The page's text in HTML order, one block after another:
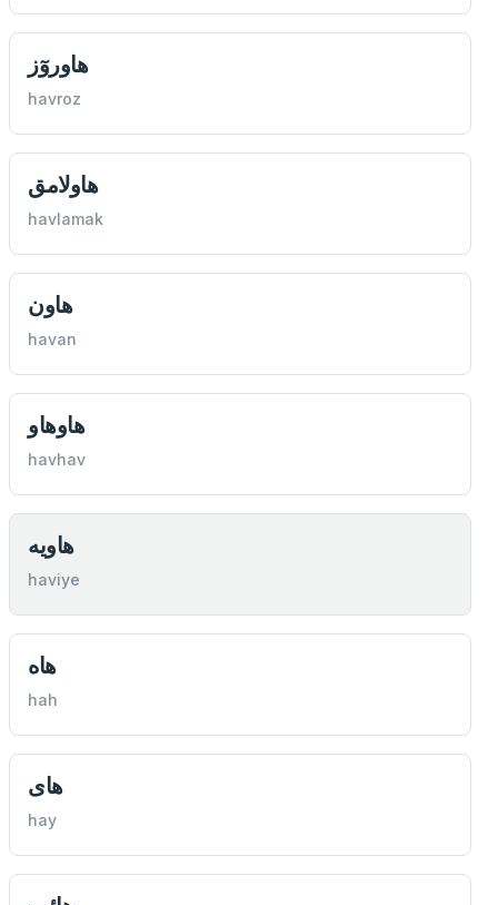
هاوروٓز
havroz
هاولامق
havlamak
هاون
havan
هاوهاو
havhav
هاویه
haviye
هاه
hah
های
hay